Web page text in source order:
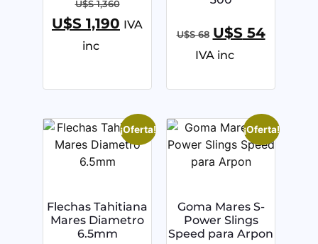
U$S1,360
U$S 1,190 IVA
inc
U$S68 U$S54
IVA inc
¡Oferta!
Flechas Tahitiana
Mares Diametro
6.5mm
¡Oferta!
Goma Mares S-
Power Slings
Speed para Arpon